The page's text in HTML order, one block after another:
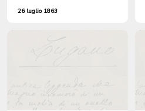
di lettere, scienze ed arti,
quali Direttori di Stabilimenti
di Educazione, di Ospitali,
avvocato ed ingegnere ed altri
impieghi civili. + 1863
dicembre 14 , Sorengo. AA
26 luglio 1863